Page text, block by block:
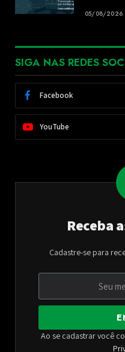
05/08/2026
SIGA NAS REDES
Facebook
YouTube
Receba
Cadastre-se para
Ao se cadastrar você